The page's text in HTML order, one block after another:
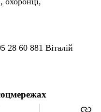
28 60 881 Віталій